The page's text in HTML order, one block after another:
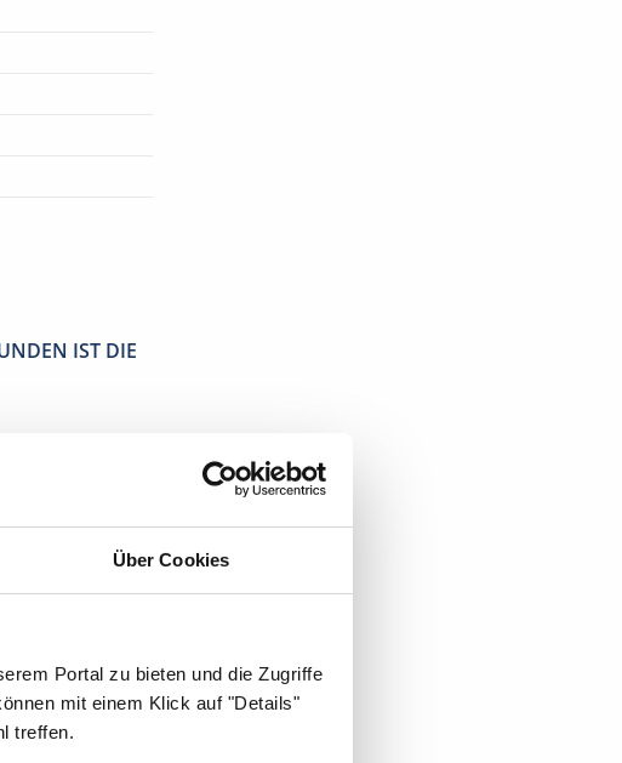
Über Cookies
Portal zu bieten und die Zugriffe
mit einem Klick auf "Details"
treffen.
IST DIE
geht's: